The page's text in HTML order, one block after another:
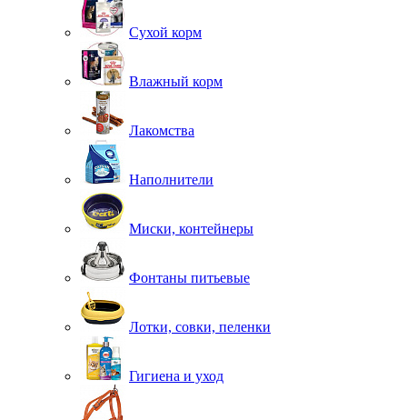
Сухой корм
Влажный корм
Лакомства
Наполнители
Миски, контейнеры
Фонтаны питьевые
Лотки, совки, пеленки
Гигиена и уход